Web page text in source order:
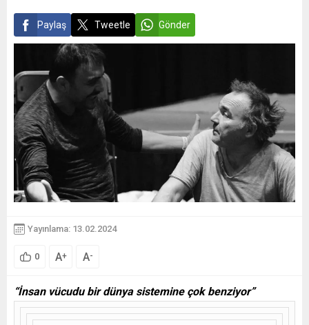
Paylaş Tweetle Gönder
Yayınlama: 13.02.2024
0 A+ A-
“İnsan vücudu bir dünya sistemine çok benziyor”